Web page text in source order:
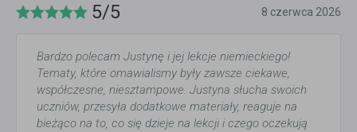
5/5 8 czerwca 2026
Bardzo polecam Justynę i jej lekcje niemieckiego!
Tematy, które omawialismy były zawsze ciekawe,
współczesne, niesztampowe. Justyna słucha swoich
uczniów, przesyła dodatkowe materiały, reaguje na
bieżąco na to, co się dzieje na lekcji i czego oczekują